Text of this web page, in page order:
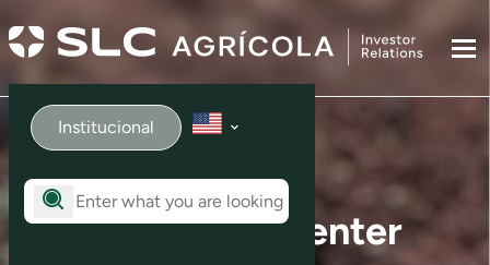
Institucional
Download Center